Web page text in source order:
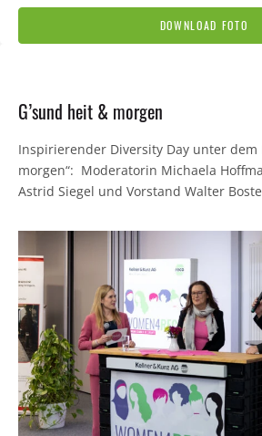
DOWNLOAD FOTO
G’sund heit & morgen
Inspirierender Diversity Day unter dem
morgen“: Moderatorin Michaela
Astrid Siegel und Vorstand Walter